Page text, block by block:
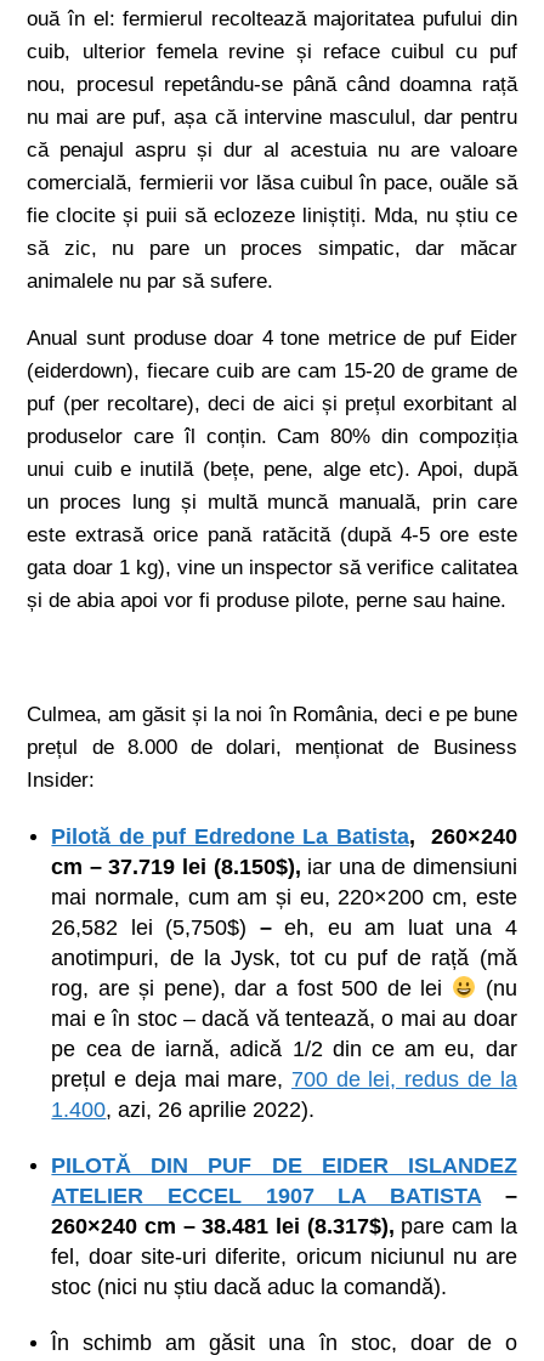
ouă în el: fermierul recoltează majoritatea pufului din
cuib, ulterior femela revine și reface cuibul cu puf
nou, procesul repetându-se până când doamna rață
nu mai are puf, așa că intervine masculul, dar pentru
că penajul aspru și dur al acestuia nu are valoare
comercială, fermierii vor lăsa cuibul în pace, ouăle să
fie clocite și puii să eclozeze liniștiți. Mda, nu știu ce
să zic, nu pare un proces simpatic, dar măcar
animalele nu par să sufere.
Anual sunt produse doar 4 tone metrice de puf Eider
(eiderdown), fiecare cuib are cam 15-20 de grame de
puf (per recoltare), deci de aici și prețul exorbitant al
produselor care îl conțin. Cam 80% din compoziția
unui cuib e inutilă (bețe, pene, alge etc). Apoi, după
un proces lung și multă muncă manuală, prin care
este extrasă orice pană ratăcită (după 4-5 ore este
gata doar 1 kg), vine un inspector să verifice calitatea
și de abia apoi vor fi produse pilote, perne sau haine.
Culmea, am găsit și la noi în România, deci e pe bune
prețul de 8.000 de dolari, menționat de Business
Insider:
Pilotă de puf Edredone La Batista, 260×240
cm – 37.719 lei (8.150$), iar una de dimensiuni
mai normale, cum am și eu, 220×200 cm, este
26,582 lei (5,750$) –eh, eu am luat una 4
anotimpuri, de la Jysk, tot cu puf de rață (mă
rog, are și pene), dar a fost 500 de lei
(nu
mai e în stoc – dacă vă tentează, o mai au doar
pe cea de iarnă, adică 1/2 din ce am eu, dar
prețul e deja mai mare, 700 de lei, redus de la
1.400, azi, 26 aprilie 2022).
PILOTĂ DIN PUF DE EIDER ISLANDEZ
ATELIER ECCEL 1907 LA BATISTA–
260×240 cm – 38.481 lei (8.317$), pare cam la
fel, doar site-uri diferite, oricum niciunul nu are
stoc (nici nu știu dacă aduc la comandă).
În schimb am găsit una în stoc, doar de o